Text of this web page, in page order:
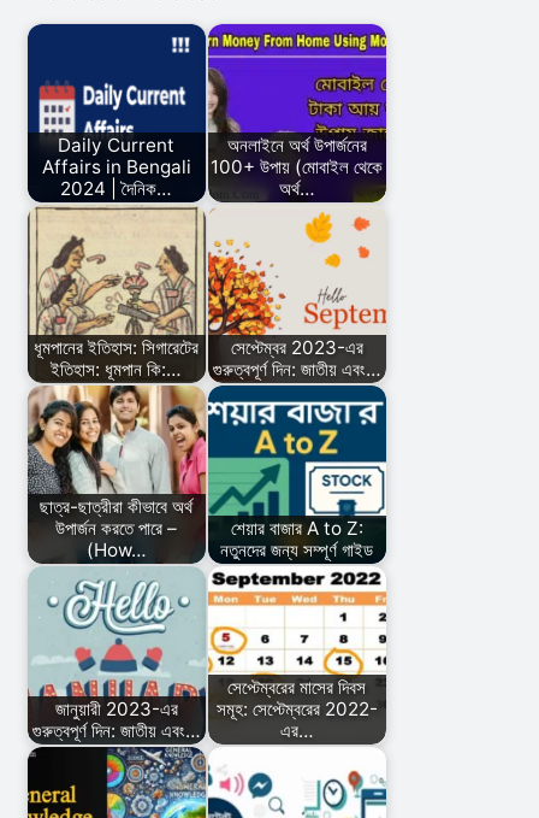
Daily Current
Affairs in Bengali
2024 | দৈনিক…
অনলাইনে অর্থ উপার্জনের
100+ উপায় (মোবাইল থেকে
অর্থ…
ধূমপানের ইতিহাস: সিগারেটের
ইতিহাস: ধূমপান কি:…
সেপ্টেম্বর 2023-এর
গুরুত্বপূর্ণ দিন: জাতীয় এবং…
ছাত্র-ছাত্রীরা কীভাবে অর্থ
উপার্জন করতে পারে –
(How…
শেয়ার বাজার A to Z:
নতুনদের জন্য সম্পূর্ণ গাইড
জানুয়ারী 2023-এর
গুরুত্বপূর্ণ দিন: জাতীয় এবং…
সেপ্টেম্বরের মাসের দিবস
সমূহ: সেপ্টেম্বরের 2022-
এর…